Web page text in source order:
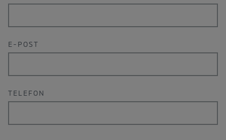
E-POST
TELEFON